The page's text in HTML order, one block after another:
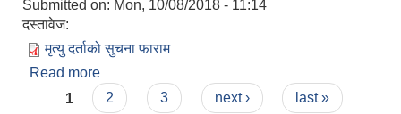
Submitted on: Mon, 10/08/2018 - 11:14
दस्तावेज:
मृत्यु दर्ताको सुचना फाराम
Read more
Pages
1 2 3 next › last »